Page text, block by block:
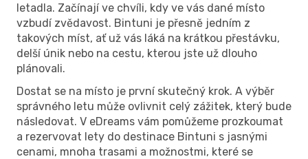
letadla. Začínají ve chvíli, kdy ve vás dané místo
vzbudí zvědavost. Bintuni je přesně jedním z
takových míst, ať už vás láká na krátkou přestávku,
delší únik nebo na cestu, kterou jste už dlouho
plánovali.
Dostat se na místo je první skutečný krok. A výběr
správného letu může ovlivnit celý zážitek, který bude
následovat. V eDreams vám pomůžeme prozkoumat
a rezervovat lety do destinace Bintuni s jasnými
cenami, mnoha trasami a možnostmi, které se